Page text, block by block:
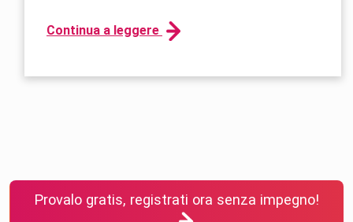
Continua a leggere
Provalo gratis, registrati ora senza impegno!